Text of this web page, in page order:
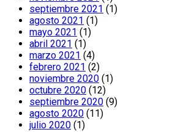
septiembre 2021 (1)
agosto 2021 (1)
mayo 2021 (1)
abril 2021 (1)
marzo 2021 (4)
febrero 2021 (2)
noviembre 2020 (1)
octubre 2020 (12)
septiembre 2020 (9)
agosto 2020 (11)
julio 2020 (1)